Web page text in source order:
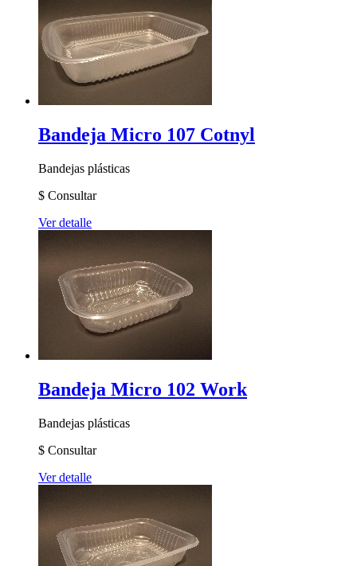
Bandeja Micro 107 Cotnyl
Bandejas plásticas
$ Consultar
Ver detalle
Bandeja Micro 102 Work
Bandejas plásticas
$ Consultar
Ver detalle